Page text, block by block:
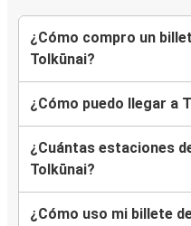
¿Cómo compro un
Tolkūnai?
¿Cómo puedo llegar a
¿Cuántas estaciones
Tolkūnai?
¿Cómo uso mi billete